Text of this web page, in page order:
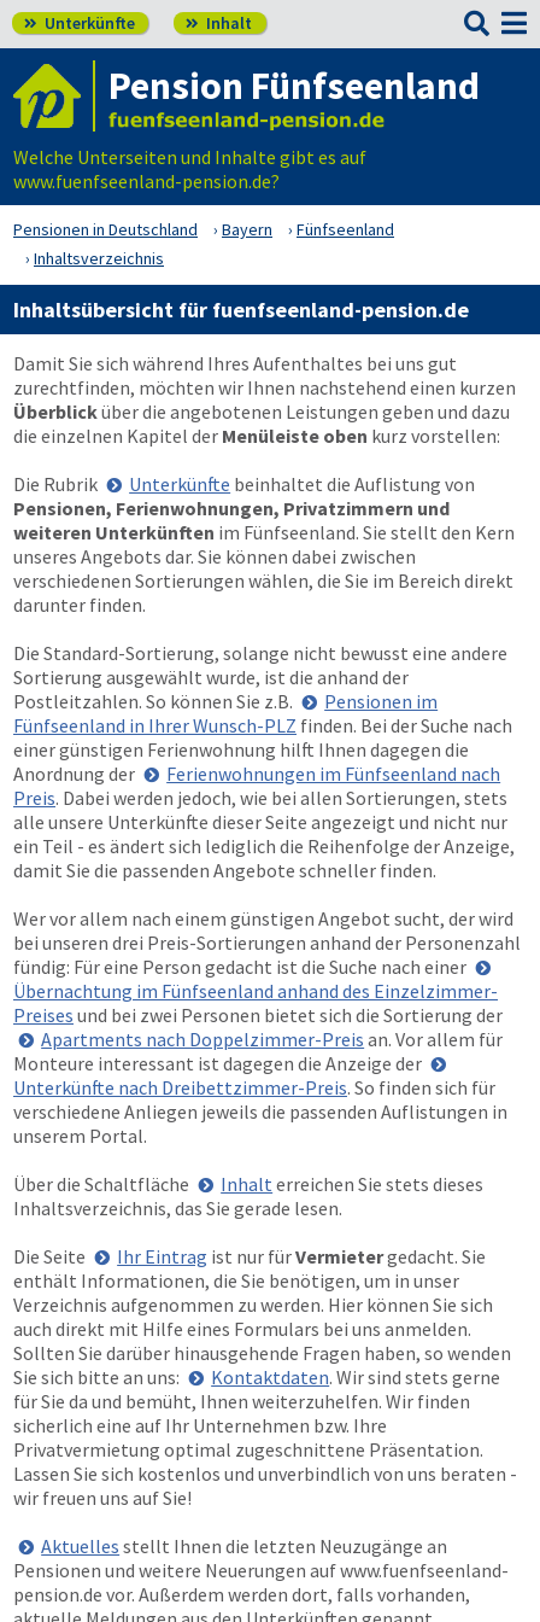
 Unterkünfte  Inhalt 
Pension Fünfseenland
Welche Unterseiten und Inhalte gibt es auf
www.fuenfseenland-pension.de?
Pensionen in Deutschland Bayern
Fünfseenland
Inhaltsverzeichnis
Inhaltsübersicht für fuenfseenland-pension.de
Damit Sie sich während Ihres Aufenthaltes bei uns gut
zurechtfinden, möchten wir Ihnen nachstehend einen kurzen
Überblicküber die angebotenen Leistungen geben und dazu
die einzelnen Kapitel der Menüleiste oben kurz vorstellen:
Die Rubrik
Unterkünfte beinhaltet die Auflistung von
Pensionen, Ferienwohnungen, Privatzimmern und
weiteren Unterkünften im Fünfseenland. Sie stellt den Kern
unseres Angebots dar. Sie können dabei zwischen
verschiedenen Sortierungen wählen, die Sie im Bereich direkt
darunter finden.
Die Standard-Sortierung, solange nicht bewusst eine andere
Sortierung ausgewählt wurde, ist die anhand der
Postleitzahlen. So können Sie z.B.
Pensionen im
Fünfseenland in Ihrer Wunsch-PLZ finden. Bei der Suche nach
einer günstigen Ferienwohnung hilft Ihnen dagegen die
Anordnung der
Ferienwohnungen im Fünfseenland nach
Preis. Dabei werden jedoch, wie bei allen Sortierungen, stets
alle unsere Unterkünfte dieser Seite angezeigt und nicht nur
ein Teil - es ändert sich lediglich die Reihenfolge der Anzeige,
damit Sie die passenden Angebote schneller finden.
Wer vor allem nach einem günstigen Angebot sucht, der wird
bei unseren drei Preis-Sortierungen anhand der Personenzahl
fündig: Für eine Person gedacht ist die Suche nach einer
Übernachtung im Fünfseenland anhand des Einzelzimmer-
Preises und bei zwei Personen bietet sich die Sortierung der
Apartments nach Doppelzimmer-Preis an. Vor allem für
Monteure interessant ist dagegen die Anzeige der
Unterkünfte nach Dreibettzimmer-Preis. So finden sich für
verschiedene Anliegen jeweils die passenden Auflistungen in
unserem Portal.
Über die Schaltfläche
Inhalt erreichen Sie stets dieses
Inhaltsverzeichnis, das Sie gerade lesen.
Die Seite
Ihr Eintrag ist nur fürVermietergedacht. Sie
enthält Informationen, die Sie benötigen, um in unser
Verzeichnis aufgenommen zu werden. Hier können Sie sich
auch direkt mit Hilfe eines Formulars bei uns anmelden.
Sollten Sie darüber hinausgehende Fragen haben, so wenden
Sie sich bitte an uns:
Kontaktdaten. Wir sind stets gerne
für Sie da und bemüht, Ihnen weiterzuhelfen. Wir finden
sicherlich eine auf Ihr Unternehmen bzw. Ihre
Privatvermietung optimal zugeschnittene Präsentation.
Lassen Sie sich kostenlos und unverbindlich von uns beraten -
wir freuen uns auf Sie!
Aktuelles stellt Ihnen die letzten Neuzugänge an
Pensionen und weitere Neuerungen aufwww.fuenfseenland-
pension.de vor. Außerdem werden dort, falls vorhanden,